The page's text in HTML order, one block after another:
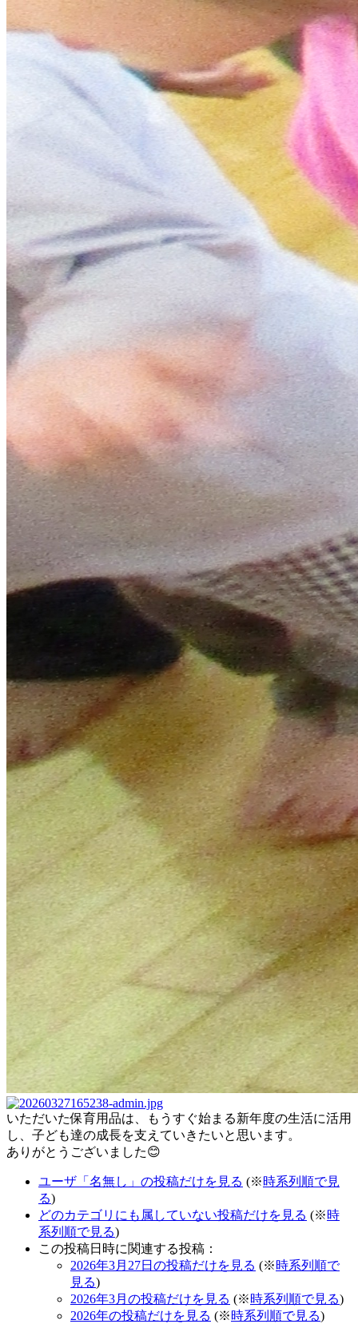
いただいた保育用品は、もうすぐ始まる新年度の生活に活用
し、子ども達の成長を支えていきたいと思います。
ありがとうございました😊
ユーザ「名無し」の投稿だけを見る (※時系列順で見
る)
どのカテゴリにも属していない投稿だけを見る (※時
系列順で見る)
この投稿日時に関連する投稿：
2026年3月27日の投稿だけを見る (※時系列順で
見る)
2026年3月の投稿だけを見る (※時系列順で見る)
2026年の投稿だけを見る (※時系列順で見る)